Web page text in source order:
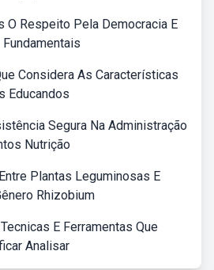
O Respeito Pela Democracia E
Considera As Características
Educandos
Segura Na Administração
Nutrição
Plantas Leguminosas E
Rhizobium
E Ferramentas Que
Analisar